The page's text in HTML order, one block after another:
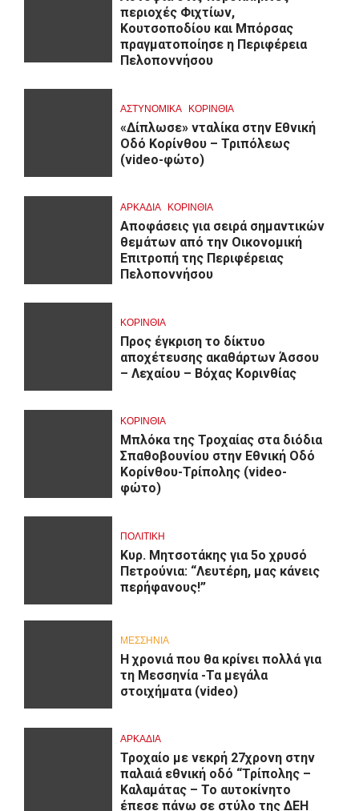
περιοχές Φιχτίων,
Κουτσοποδίου και Μπόρσας
πραγματοποίησε η Περιφέρεια
Πελοποννήσου
ΑΣΤΥΝΟΜΙΚΑ ΚΟΡΙΝΘΊΑ
«Δίπλωσε» νταλίκα στην Εθνική
Oδό Κορίνθου – Τριπόλεως
(video-φώτο)
ΑΡΚΑΔΊΑ ΚΟΡΙΝΘΊΑ
Αποφάσεις για σειρά σημαντικών
θεμάτων από την Οικονομική
Επιτροπή της Περιφέρειας
Πελοποννήσου
ΚΟΡΙΝΘΊΑ
Προς έγκριση το δίκτυο
αποχέτευσης ακαθάρτων Άσσου
– Λεχαίου – Βόχας Κορινθίας
ΚΟΡΙΝΘΊΑ
Μπλόκα της Τροχαίας στα διόδια
Σπαθοβουνίου στην Εθνική Οδό
Κορίνθου-Τρίπολης (video-
φώτο)
ΠΟΛΙΤΙΚΗ
Κυρ. Μητσοτάκης για 5ο χρυσό
Πετρούνια: “Λευτέρη, μας κάνεις
περήφανους!”
ΜΕΣΣΗΝΙΑ
Η χρονιά που θα κρίνει πολλά για
τη Μεσσηνία -Τα μεγάλα
στοιχήματα (video)
ΑΡΚΑΔΊΑ
Τροχαίο με νεκρή 27χρονη στην
παλαιά εθνική οδό “Τρίπολης –
Καλαμάτας – Το αυτοκίνητο
έπεσε πάνω σε στύλο της ΔΕΗ